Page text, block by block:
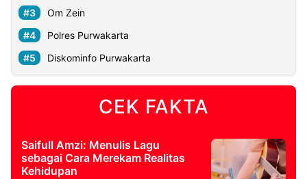
Om Zein
Polres Purwakarta
Diskominfo Purwakarta
CEK FAKTA
Saifull Amzi: Menulis Lagu
sebagai Cara Merekam Realitas
Kehidupan